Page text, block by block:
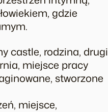
gdzie
castle, rodzina, drugi
miejsce pracy
stworzone
miejsce,